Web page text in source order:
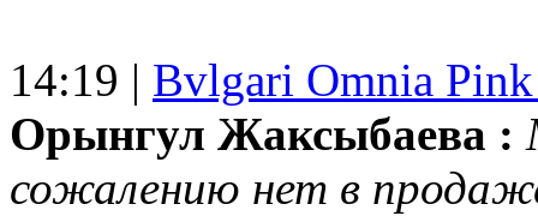
14:19 | Bvlgari Omnia
Орынгул Жаксыбаева :
сожалению нет в